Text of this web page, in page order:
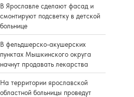
В Ярославле сделают фасад и
смонтируют подсветку в детской
больнице
В фельдшерско-акушерских
пунктах Мышкинского округа
начнут продавать лекарства
На территории ярославской
областной больницы проведут